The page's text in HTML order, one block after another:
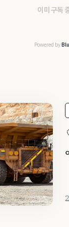
이미 구독
Powered by